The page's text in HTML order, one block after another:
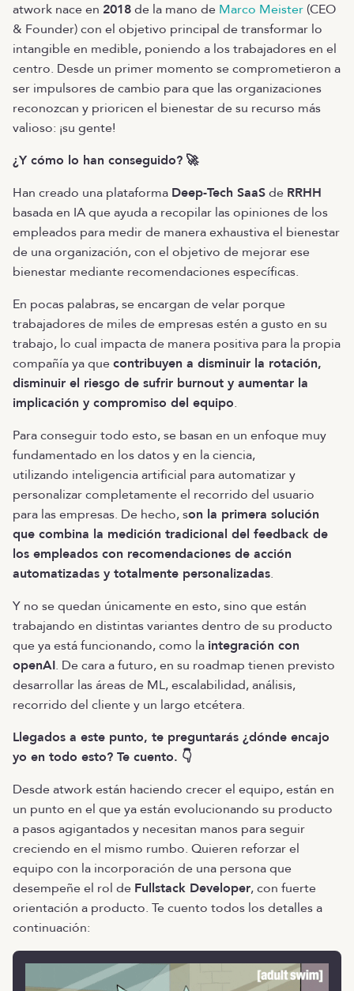
atwork nace en 2018de la mano de Marco Meister (CEO
& Founder) con el objetivo principal de transformar lo
intangible en medible, poniendo a los trabajadores en el
centro. Desde un primer momento se comprometieron a
ser impulsores de cambio para que las organizaciones
reconozcan y prioricen el bienestar de su recurso más
valioso: ¡su gente!
¿Y cómo lo han conseguido? 🚀
Han creado una plataforma Deep-Tech SaaSde RRHH
basada en IA que ayuda a recopilar las opiniones de los
empleados para medir de manera exhaustiva el bienestar
de una organización, con el objetivo de mejorar ese
bienestar mediante recomendaciones específicas.
En pocas palabras, se encargan de velar porque
trabajadores de miles de empresas estén a gusto en su
trabajo, lo cual impacta de manera positiva para la propia
compañía ya quecontribuyen a disminuir la rotación,
disminuir el riesgo de sufrir burnout y aumentar la
implicación y compromiso del equipo.
Para conseguir todo esto, se basan en un enfoque muy
fundamentado en los datos y en la ciencia,
utilizando inteligencia artificial para automatizar y
personalizar completamente el recorrido del usuario
para las empresas. De hecho, son la primera solución
que combina la medición tradicional del feedback de
los empleados con recomendaciones de acción
automatizadas y totalmente personalizadas.
Y no se quedan únicamente en esto, sino que están
trabajando en distintas variantes dentro de su producto
que ya está funcionando, como la integración con
openAI. De cara a futuro, en su roadmap tienen previsto
desarrollar las áreas de ML, escalabilidad, análisis,
recorrido del cliente y un largo etcétera.
Llegados a este punto, te preguntarás ¿dónde encajo
yo en todo esto? Te cuento. 👇
Desde atwork están haciendo crecer el equipo, están en
un punto en el que ya están evolucionando su producto
a pasos agigantados y necesitan manos para seguir
creciendo en el mismo rumbo. Quieren reforzar el
equipo con la incorporación de una persona que
desempeñe el rol de Fullstack Developer, con fuerte
orientación a producto. Te cuento todos los detalles a
continuación: